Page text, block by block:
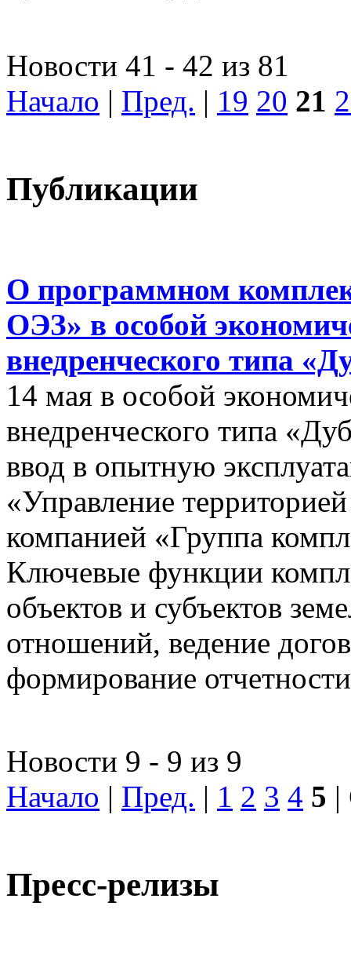
Новости 41 - 42 из 81
Начало | Пред. | 19 20 21
Публикации
О программном
ОЭЗ» в особой
внедренческого типа
14 мая в особой
внедренческого типа
ввод в опытную
«Управление
компанией «Группа
Ключевые функции
объектов и субъектов
отношений, ведение
формирование
Новости 9 - 9 из 9
Начало | Пред. | 1 2 3 4 5 |
Пресс-релизы